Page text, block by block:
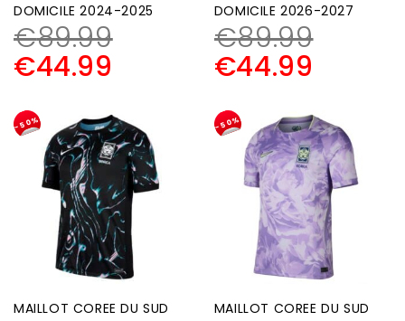
DOMICILE 2024-2025
€89.99
€44.99
DOMICILE 2026-2027
€89.99
€44.99
-50%
MAILLOT COREE DU SUD
-50%
MAILLOT COREE DU SUD